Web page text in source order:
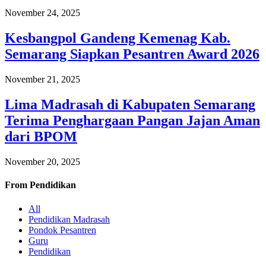
November 24, 2025
Kesbangpol Gandeng Kemenag Kab.
Semarang Siapkan Pesantren Award 2026
November 21, 2025
Lima Madrasah di Kabupaten Semarang
Terima Penghargaan Pangan Jajan Aman
dari BPOM
November 20, 2025
From Pendidikan
All
Pendidikan Madrasah
Pondok Pesantren
Guru
Pendidikan